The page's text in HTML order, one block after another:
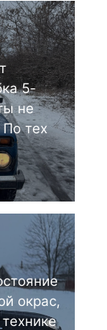
5-
не
тех
окрас,